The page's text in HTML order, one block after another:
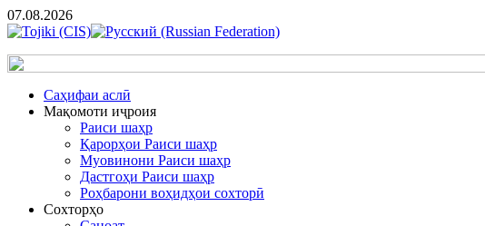
07.08.2026
Cаҳифаи аслӣ
Мақомоти иҷроия
Раиси шаҳр
Қарорҳои Раиси шаҳр
Муовинони Раиси шаҳр
Дастгоҳи Раиси шаҳр
Роҳбарони воҳидҳои сохторӣ
Сохторҳо